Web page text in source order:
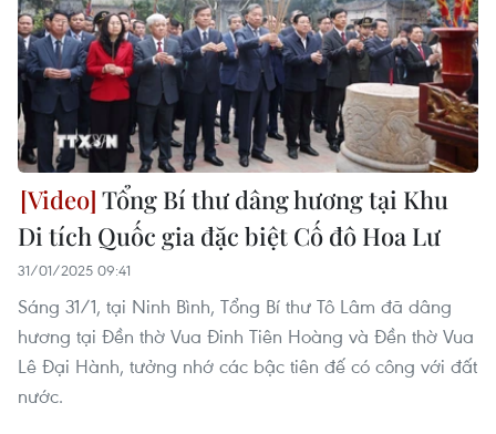
Tổng Bí thư dâng hương tại Khu
Di tích Quốc gia đặc biệt Cố đô Hoa Lư
31/01/2025 09:41
Sáng 31/1, tại Ninh Bình, Tổng Bí thư Tô Lâm đã dâng
hương tại Đền thờ Vua Đinh Tiên Hoàng và Đền thờ Vua
Lê Đại Hành, tưởng nhớ các bậc tiên đế có công với đất
nước.